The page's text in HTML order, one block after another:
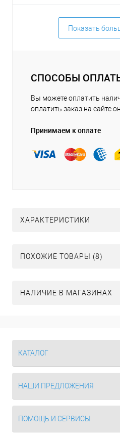
Показать
СПОСОБЫ
Вы можете оплатить
оплатить заказ на сайте
Принимаем к оплате
ХАРАКТЕРИСТИКИ
ПОХОЖИЕ ТОВАРЫ (8)
НАЛИЧИЕ В МАГАЗИНАХ
КАТАЛОГ
НАШИ ПРЕДЛОЖЕНИЯ
ПОМОЩЬ И СЕРВИСЫ